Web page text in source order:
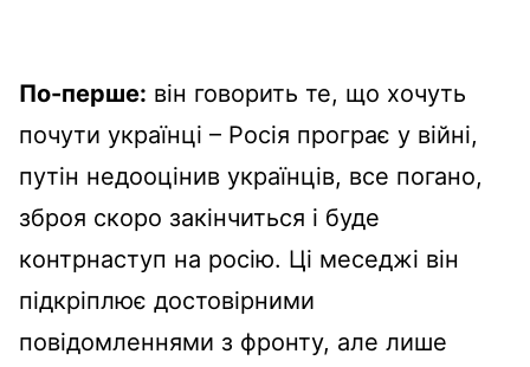
По-перше: він говорить те, що хочуть
почути українці – Росія програє у війні,
путін недооцінив українців, все погано,
зброя скоро закінчиться і буде
контрнаступ на росію. Ці меседжі він
підкріплює достовірними
повідомленнями з фронту, але лише